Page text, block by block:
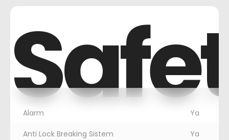
Alarm Ya
Anti Lock Breaking Sistem Ya